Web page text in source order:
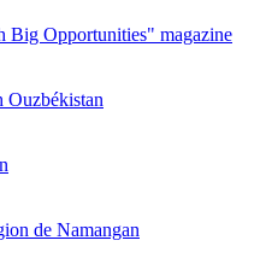
Opportunities" magazine
Ouzbékistan
de Namangan